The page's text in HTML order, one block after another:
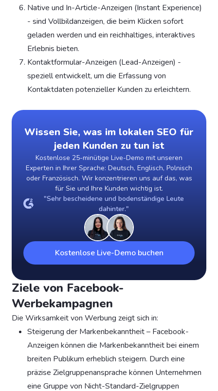
Native und In-Article-Anzeigen (Instant Experience)
- sind Vollbildanzeigen, die beim Klicken sofort
geladen werden und ein reichhaltiges, interaktives
Erlebnis bieten.
Kontaktformular-Anzeigen (Lead-Anzeigen) -
speziell entwickelt, um die Erfassung von
Kontaktdaten potenzieller Kunden zu erleichtern.
Wissen Sie, was im lokalen SEO für
jeden Kunden zu tun ist
Kostenlose 25-minütige Live-Demo mit unseren
Experten in Ihrer Sprache: Deutsch, Englisch, Polnisch
oder Französisch. Wir konzentrieren uns auf das, was
für Sie und Ihre Kunden wichtig ist.
"Sehr bescheidene und bodenständige Leute
dahinter."
Kostenlose Live-Demo buchen
Ziele von Facebook-
Werbekampagnen
Die Wirksamkeit von Werbung zeigt sich in:
Steigerung der Markenbekanntheit – Facebook-
Anzeigen können die Markenbekanntheit bei einem
breiten Publikum erheblich steigern. Durch eine
präzise Zielgruppenansprache können Unternehmen
eine Gruppe von Nicht-Standard-Zielgruppen